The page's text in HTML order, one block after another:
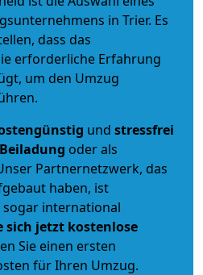
in Trier. Es
dass das
erforderliche Erfahrung
um den Umzug
und stressfrei
Beiladung oder als
Partnernetzwerk, das
haben, ist
international
sich jetzt kostenlose
Sie einen ersten
für Ihren Umzug.